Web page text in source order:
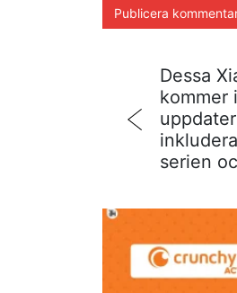
Dessa
kommer
serien